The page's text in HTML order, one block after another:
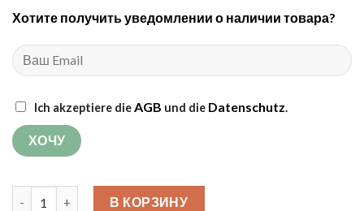
Хотите получить уведомлении о наличии товара?
Ich akzeptiere dieAGB und die Datenschutz.
Количество товара Дизельный двигатель Weima
В КОРЗИНУ